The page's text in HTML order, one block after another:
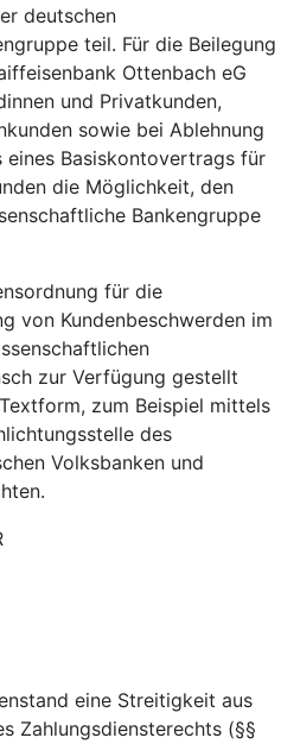
deutschen
teil. Für die Beilegung
Ottenbach eG
und Privatkunden,
sowie bei Ablehnung
eines Basiskontovertrags für
die Möglichkeit, den
Bankengruppe
für die
von Kundenbeschwerden im
zur Verfügung gestellt
zum Beispiel mittels
des
Volksbanken und
eine Streitigkeit aus
Zahlungsdiensterechts (§§